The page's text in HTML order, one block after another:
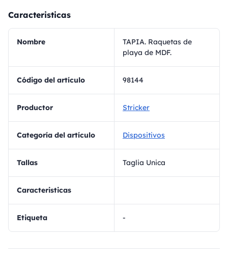
Caracteristicas
Nombre
TAPIA. Raquetas de
playa de MDF.
Código del artículo 98144
Productor Stricker
Categoría del artículo Dispositivos
Tallas Taglia Unica
Caracteristicas
Etiqueta -